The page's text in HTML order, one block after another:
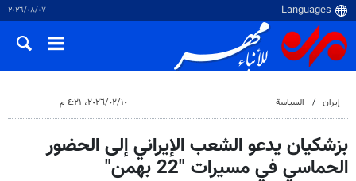
٠٧‏/٠٨‏/٢٠٢٦
إيران السياسة ١٠‏/٠٢‏/٢٠٢٦، ٤:٢١ م
بزشكيان يدعو الشعب الإيراني إلى الحضور
الحماسي في مسيرات "22 بهمن"